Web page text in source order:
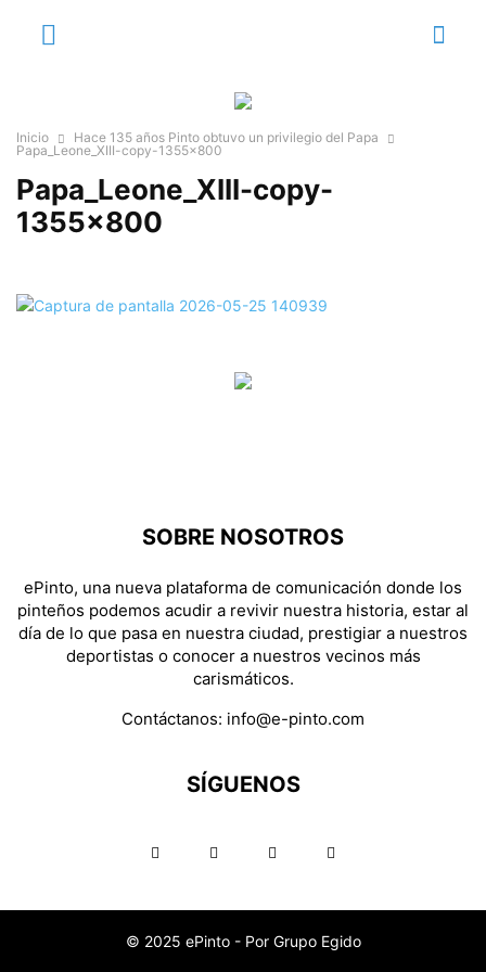
Inicio
Hace 135 años Pinto obtuvo un privilegio del Papa
Papa_Leone_XIII-copy-1355x800
Papa_Leone_XIII-copy-
1355×800
SOBRE NOSOTROS
ePinto, una nueva plataforma de comunicación donde los
pinteños podemos acudir a revivir nuestra historia, estar al
día de lo que pasa en nuestra ciudad, prestigiar a nuestros
deportistas o conocer a nuestros vecinos más
carismáticos.
Contáctanos: info@e-pinto.com
SÍGUENOS
© 2025 ePinto - Por Grupo Egido